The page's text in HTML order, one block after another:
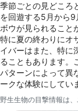
季節ごとの見どころ
を回遊する5月から
ボウが見られること
特に夏の終わりにオ
イバーはまた、特に
ることもあります。
パターンによって異
ークな体験にしてい
野生生物の目撃情報は
広告のパフォ
コンテンツのパ
統計情報また
み合わせてユ